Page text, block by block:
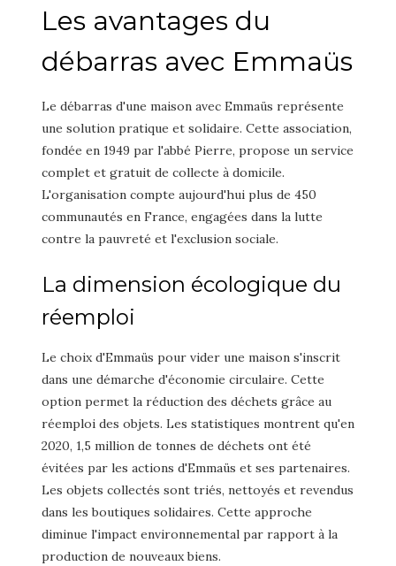
Les avantages du
débarras avec Emmaüs
Le débarras d'une maison avec Emmaüs représente
une solution pratique et solidaire. Cette association,
fondée en 1949 par l'abbé Pierre, propose un service
complet et gratuit de collecte à domicile.
L'organisation compte aujourd'hui plus de 450
communautés en France, engagées dans la lutte
contre la pauvreté et l'exclusion sociale.
La dimension écologique du
réemploi
Le choix d'Emmaüs pour vider une maison s'inscrit
dans une démarche d'économie circulaire. Cette
option permet la réduction des déchets grâce au
réemploi des objets. Les statistiques montrent qu'en
2020, 1,5 million de tonnes de déchets ont été
évitées par les actions d'Emmaüs et ses partenaires.
Les objets collectés sont triés, nettoyés et revendus
dans les boutiques solidaires. Cette approche
diminue l'impact environnemental par rapport à la
production de nouveaux biens.